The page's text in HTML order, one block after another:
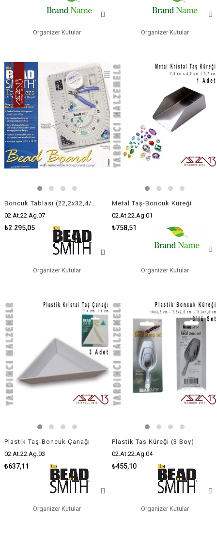
Organizer Kutular
Boncuk Tablası (22,2x32,4/1,9 cm)
02.At.22.Ag.07
₺2.295,05
Organizer Kutular
Metal Taş-Boncuk Küreği
02.At.22.Ag.01
₺758,51
Organizer Kutular
Plastik Taş-Boncuk Çanağı
02.At.22.Ag.03
₺637,11
Organizer Kutular
Plastik Taş Küreği (3 Boy)
02.At.22.Ag.04
₺455,10
Organizer Kutular Organizer Kutular